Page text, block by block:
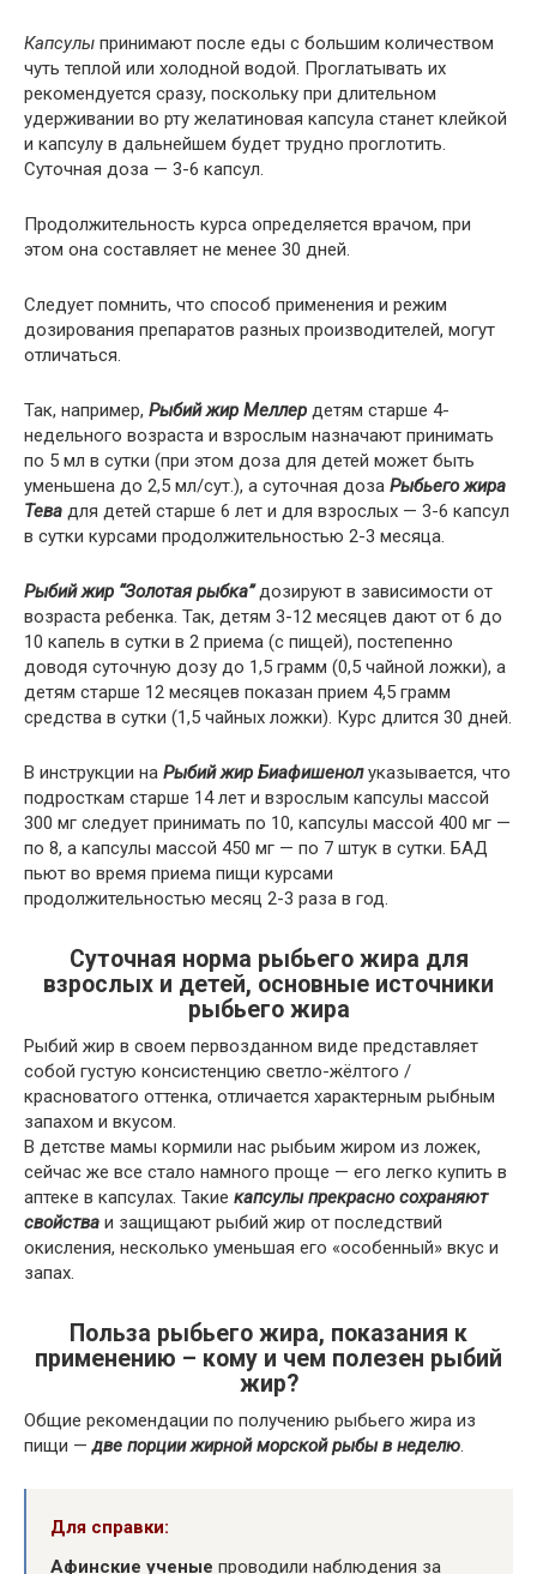
Капсулы принимают после еды с большим количеством
чуть теплой или холодной водой. Проглатывать их
рекомендуется сразу, поскольку при длительном
удерживании во рту желатиновая капсула станет клейкой
и капсулу в дальнейшем будет трудно проглотить.
Суточная доза — 3-6 капсул.
Продолжительность курса определяется врачом, при
этом она составляет не менее 30 дней.
Следует помнить, что способ применения и режим
дозирования препаратов разных производителей, могут
отличаться.
Так, например, Рыбий жир Меллер детям старше 4-
недельного возраста и взрослым назначают принимать
по 5 мл в сутки (при этом доза для детей может быть
уменьшена до 2,5 мл/сут.), а суточная доза Рыбьего жира
Тева для детей старше 6 лет и для взрослых — 3-6 капсул
в сутки курсами продолжительностью 2-3 месяца.
Рыбий жир “Золотая рыбка”дозируют в зависимости от
возраста ребенка. Так, детям 3-12 месяцев дают от 6 до
10 капель в сутки в 2 приема (с пищей), постепенно
доводя суточную дозу до 1,5 грамм (0,5 чайной ложки), а
детям старше 12 месяцев показан прием 4,5 грамм
средства в сутки (1,5 чайных ложки). Курс длится 30 дней.
В инструкции на Рыбий жир Биафишенолуказывается, что
подросткам старше 14 лет и взрослым капсулы массой
300 мг следует принимать по 10, капсулы массой 400 мг —
по 8, а капсулы массой 450 мг — по 7 штук в сутки. БАД
пьют во время приема пищи курсами
продолжительностью месяц 2-3 раза в год.
Суточная норма рыбьего жира для
взрослых и детей, основные источники
рыбьего жира
Рыбий жир в своем первозданном виде представляет
собой густую консистенцию светло-жёлтого /
красноватого оттенка, отличается характерным рыбным
запахом и вкусом.
В детстве мамы кормили нас рыбьим жиром из ложек,
сейчас же все стало намного проще — его легко купить в
аптеке в капсулах. Такие капсулы прекрасно сохраняют
свойства и защищают рыбий жир от последствий
окисления, несколько уменьшая его «особенный» вкус и
запах.
Польза рыбьего жира, показания к
применению – кому и чем полезен рыбий
жир?
Общие рекомендации по получению рыбьего жира из
пищи —две порции жирной морской рыбы в неделю
Для справки:
Афинские ученые проводили наблюдения за